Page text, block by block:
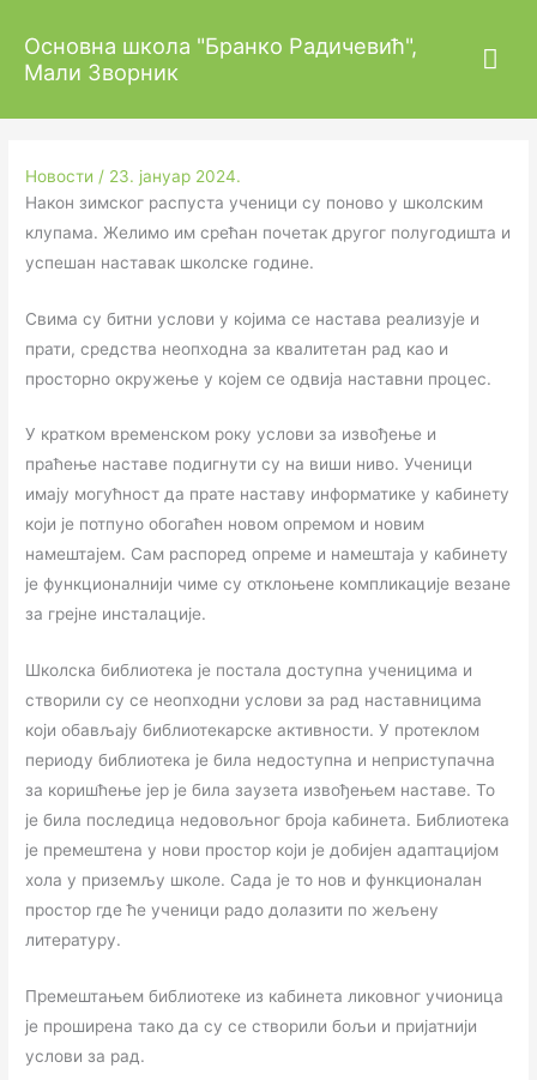
садржај
Основна школа "Бранко Радичевић",
Мали Зворник
Почетак другог полугодишта
Новости / 23. јануар 2024.
Након зимског распуста ученици су поново у школским
клупама. Желимо им срећан почетак другог полугодишта и
успешан наставак школске године.
Свима су битни услови у којима се настава реализује и
прати, средства неопходна за квалитетан рад као и
просторно окружење у којем се одвија наставни процес.
У кратком временском року услови за извођење и
праћење наставе подигнути су на виши ниво. Ученици
имају могућност да прате наставу информатике у кабинету
који је потпуно обогаћен новом опремом и новим
намештајем. Сам распоред опреме и намештаја у кабинету
је функционалнији чиме су отклоњене компликације везане
за грејне инсталације.
Школска библиотека је постала доступна ученицима и
створили су се неопходни услови за рад наставницима
који обављају библиотекарске активности. У протеклом
периоду библиотека је била недоступна и неприступачна
за коришћење јер је била заузета извођењем наставе. То
је била последица недовољног броја кабинета. Библиотека
је премештена у нови простор који је добијен адаптацијом
хола у приземљу школе. Сада је то нов и функционалан
простор где ће ученици радо долазити по жељену
литературу.
Премештањем библиотеке из кабинета ликовног учионица
је проширена тако да су се створили бољи и пријатнији
услови за рад.